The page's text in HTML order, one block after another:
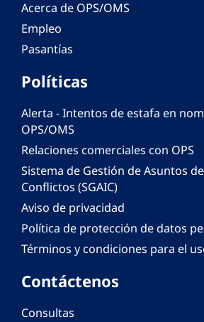
Acerca de OPS/OMS
Empleo
Pasantías
Políticas
Alerta - Intentos de estafa en
OPS/OMS
Relaciones comerciales con OPS
Sistema de Gestión de Asuntos
Conflictos (SGAIC)
Aviso de privacidad
Política de protección de datos
Términos y condiciones para el
Contáctenos
Consultas